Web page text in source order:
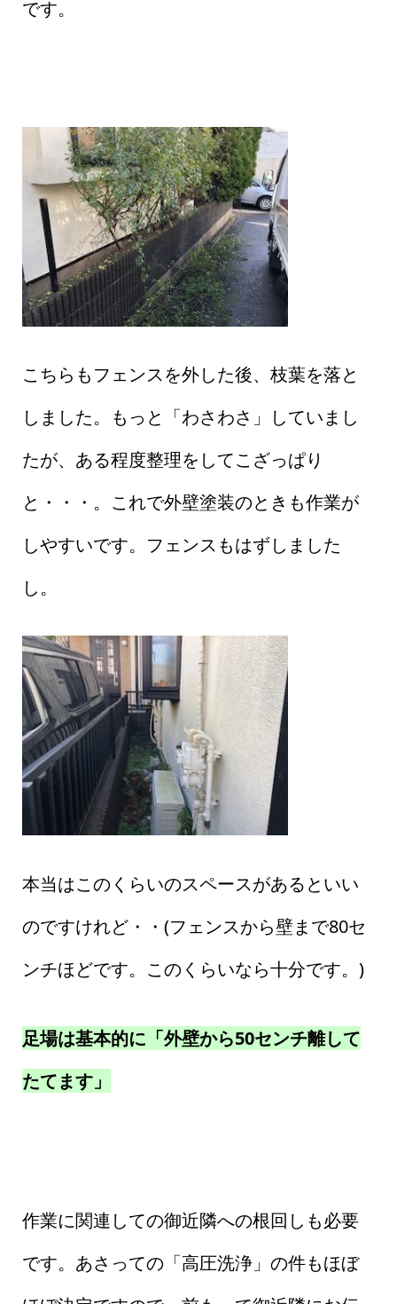
です。
こちらもフェンスを外した後、枝葉を落と
しました。もっと「わさわさ」していまし
たが、ある程度整理をしてこざっぱり
と・・・。これで外壁塗装のときも作業が
しやすいです。フェンスもはずしました
し。
本当はこのくらいのスペースがあるといい
のですけれど・・(フェンスから壁まで80セ
ンチほどです。このくらいなら十分です。)
足場は基本的に「外壁から50センチ離して
たてます」
作業に関連しての御近隣への根回しも必要
です。あさっての「高圧洗浄」の件もほぼ